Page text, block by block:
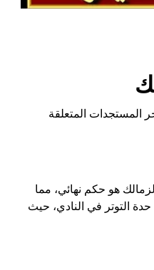
المتعلقة
هو حكم نهائي، مما
التوتر في النادي، حيث